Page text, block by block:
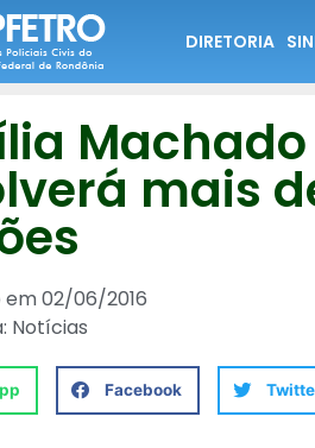
DIRETORIA
Machado
mais
em02/06/2016
Notícias
Facebook